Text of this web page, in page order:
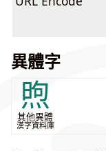
異體字
煦
其他異體
漢字資料庫